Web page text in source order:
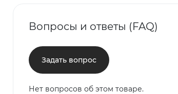
Вопросы и ответы (FAQ)
Задать вопрос
Нет вопросов об этом товаре.